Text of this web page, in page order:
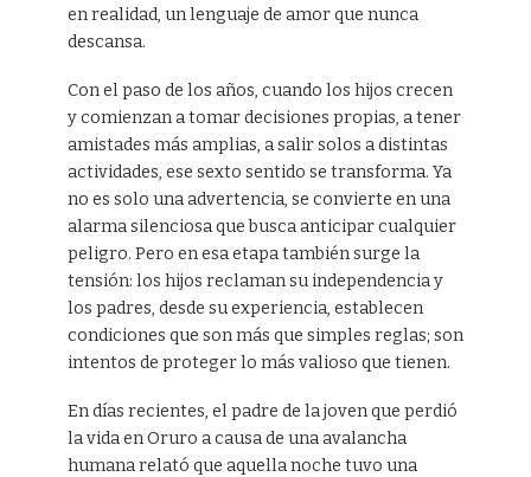
en realidad, un lenguaje de amor que nunca
descansa.
Con el paso de los años, cuando los hijos crecen
y comienzan a tomar decisiones propias, a tener
amistades más amplias, a salir solos a distintas
actividades, ese sexto sentido se transforma. Ya
no es solo una advertencia, se convierte en una
alarma silenciosa que busca anticipar cualquier
peligro. Pero en esa etapa también surge la
tensión: los hijos reclaman su independencia y
los padres, desde su experiencia, establecen
condiciones que son más que simples reglas; son
intentos de proteger lo más valioso que tienen.
En días recientes, el padre de la joven que perdió
la vida en Oruro a causa de una avalancha
humana relató que aquella noche tuvo una